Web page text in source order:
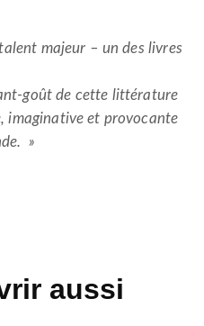
majeur – un des livres
goût de cette littérature
imaginative et provocante
»
aussi